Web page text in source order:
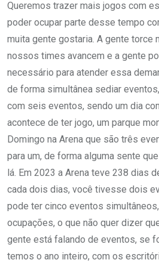
Queremos trazer mais jogos com
poder ocupar parte desse tempo
muita gente gostaria. A gente torce
nossos times avancem e a gente
necessário para atender essa
de forma simultânea sediar
com seis eventos, sendo um dia
acontece de ter jogo, um parque
Domingo na Arena que são três
para um, de forma alguma sente
lá. Em 2023 a Arena teve 238 dias
cada dois dias, você tivesse dois
pode ter cinco eventos
ocupações, o que não quer dizer
gente está falando de eventos, se
temos o ano inteiro, com os